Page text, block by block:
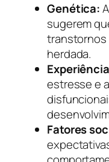
Genética:
sugerem
herdada.
estresse e
Fatores